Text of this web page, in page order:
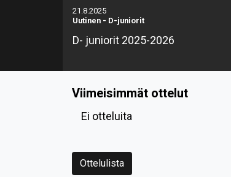
21.8.2025
Uutinen - D-juniorit
D- juniorit 2025-2026
Viimeisimmät ottelut
Ei otteluita
Ottelulista